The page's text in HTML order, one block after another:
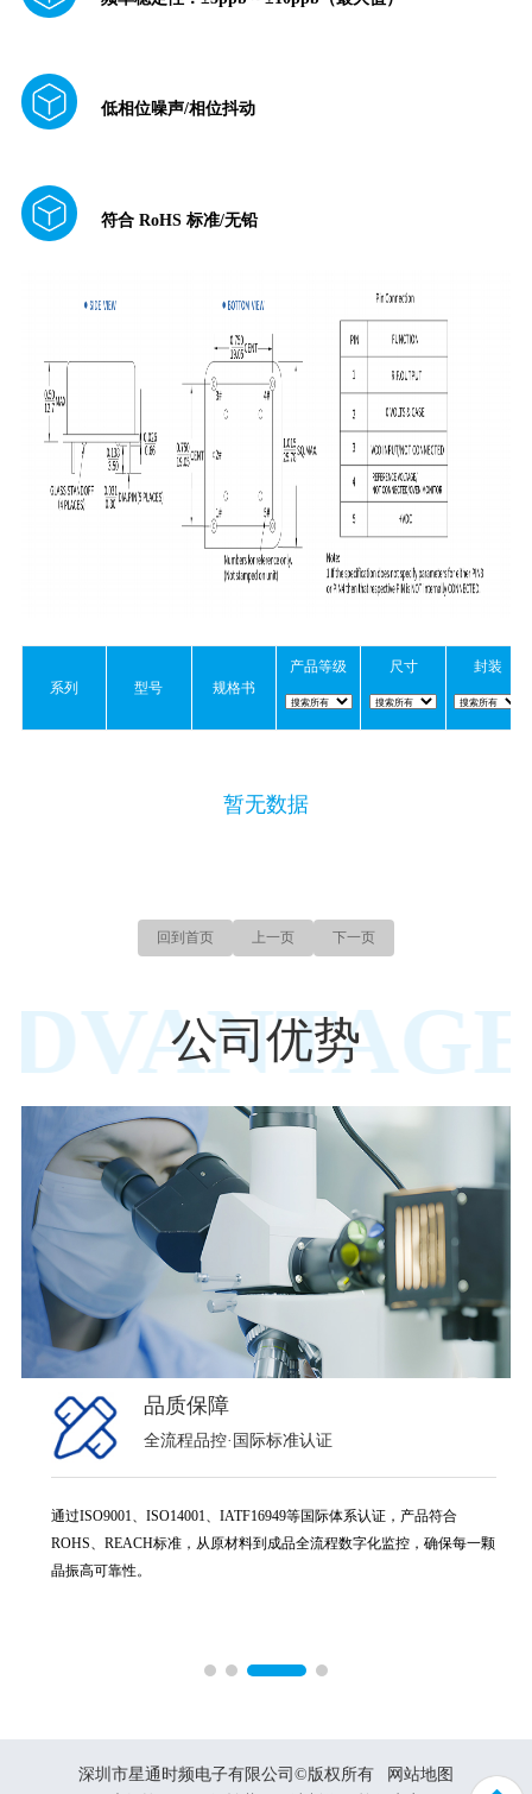
低相位噪声/相位抖动
符合 RoHS 标准/无铅
系列 型号 规格书
产品等级 尺寸 封装
暂无数据
回到首页 上一页 下一页
公司优势
品质保障
全流程品控·国际标准认证
通过ISO9001、ISO14001、IATF16949等国际体系认证，产品符合
ROHS、REACH标准，从原材料到成品全流程数字化监控，确保每一颗
晶振高可靠性。
深圳市星通时频电子有限公司©版权所有
网站地图